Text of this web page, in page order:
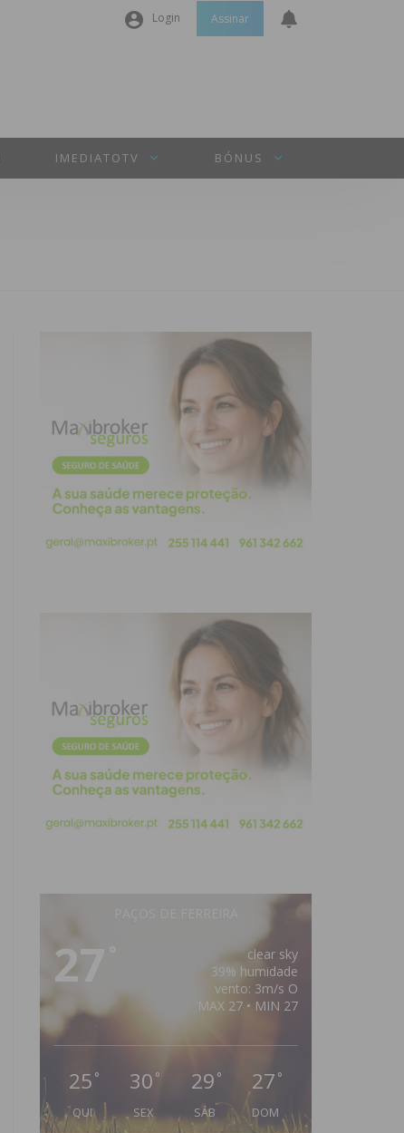
Login Assinar
IMEDIATOTV BÓNUS
27
clear sky
39% humidade
vento: 3m/s O
MAX 27 • MIN 27
25 °
QUI
30 °
SEX
29 °
SÁB
27 °
DOM